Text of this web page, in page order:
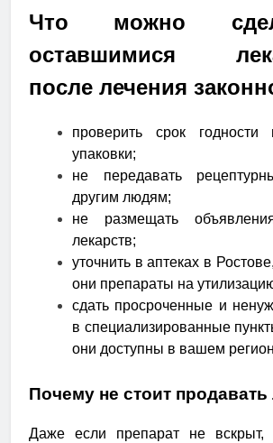
Что можно
оставшимися
после лечения
проверить срок годности
упаковки;
не передавать
другим людям;
не размещать
лекарств;
уточнить в аптеках в
они препараты на
сдать просроченные и
в специализированные
они доступны в вашем
Почему не стоит продавать
Даже если препарат не вскрыт,